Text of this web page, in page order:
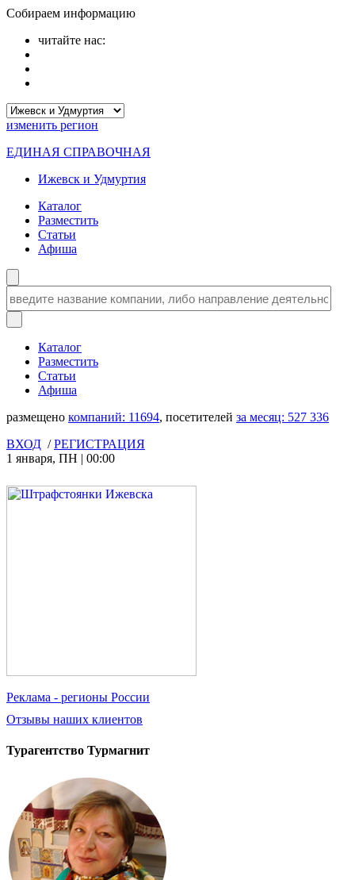
Собираем информацию
читайте нас:
изменить регион
ЕДИНАЯ СПРАВОЧНАЯ
Ижевск и Удмуртия
Каталог
Разместить
Статьи
Афиша
Каталог
Разместить
Статьи
Афиша
размещено компаний: 11694, посетителей за месяц: 527 336
ВХОД /РЕГИСТРАЦИЯ
1 января, ПН | 00:00
Реклама - регионы России
Отзывы наших клиентов
Турагентство Турмагнит